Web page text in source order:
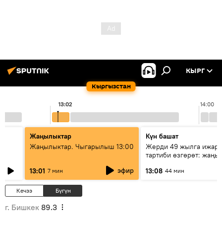
Кыргызстан
КЫРГ
14:00
13:02
Жаңылыктар
Жаңылыктар. Чыгарылыш 13:00
13:01 7 мин эфир
Күн башат
Жерди 49 жылга
тартиби өзгөрөт: жаңы
13:08 44 мин
Кечээ Бүгүн
г. Бишкек 89.3